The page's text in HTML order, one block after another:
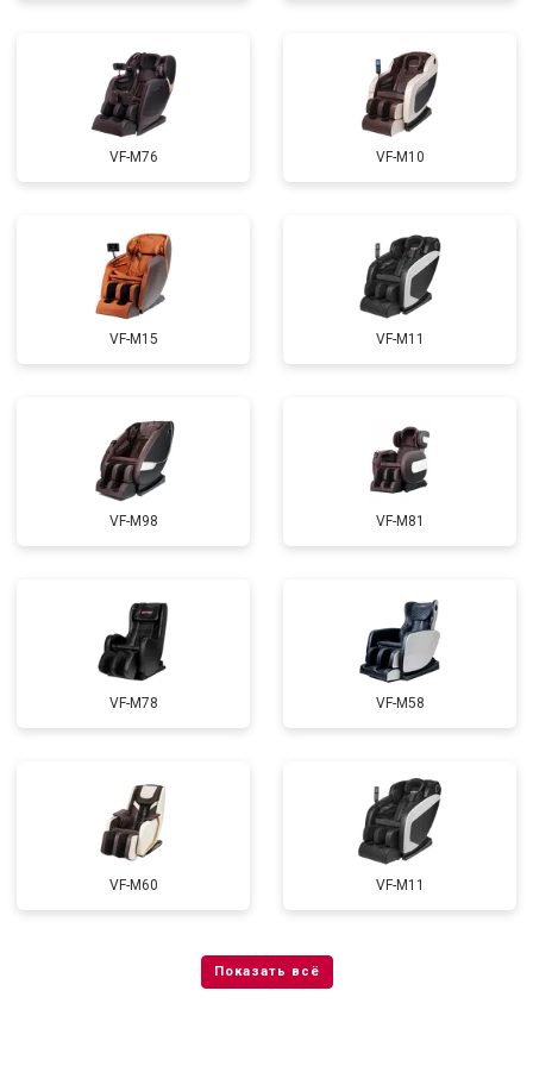
Ремонт купюроприемника от 4700 ₽ Заказать
Замена сетевого трансформатора
VF-M76 VF-M10
VF-M15 VF-M11
VF-M98 VF-M81
VF-M78 VF-M58
VF-M60 VF-M11